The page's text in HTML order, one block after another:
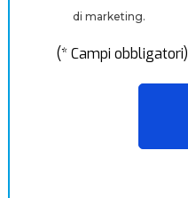
di marketing.
(* Campi obbligatori)